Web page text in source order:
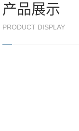
产品展示
PRODUCT DISPLAY